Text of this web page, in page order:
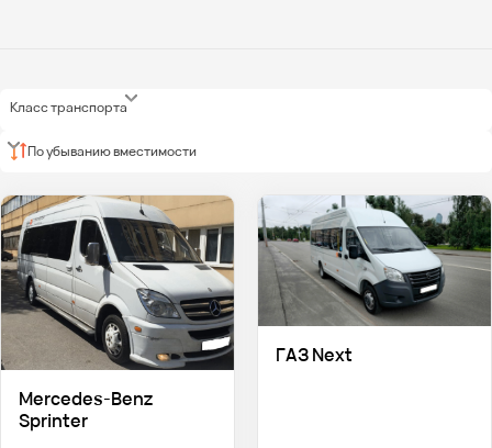
Класс транспорта
По убыванию вместимости
Mercedes-Benz
Sprinter
ГАЗ Next